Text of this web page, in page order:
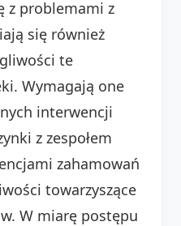
z problemami z
się również
te
Wymagają one
interwencji
z zespołem
zahamowań
towarzyszące
W miarę postępu